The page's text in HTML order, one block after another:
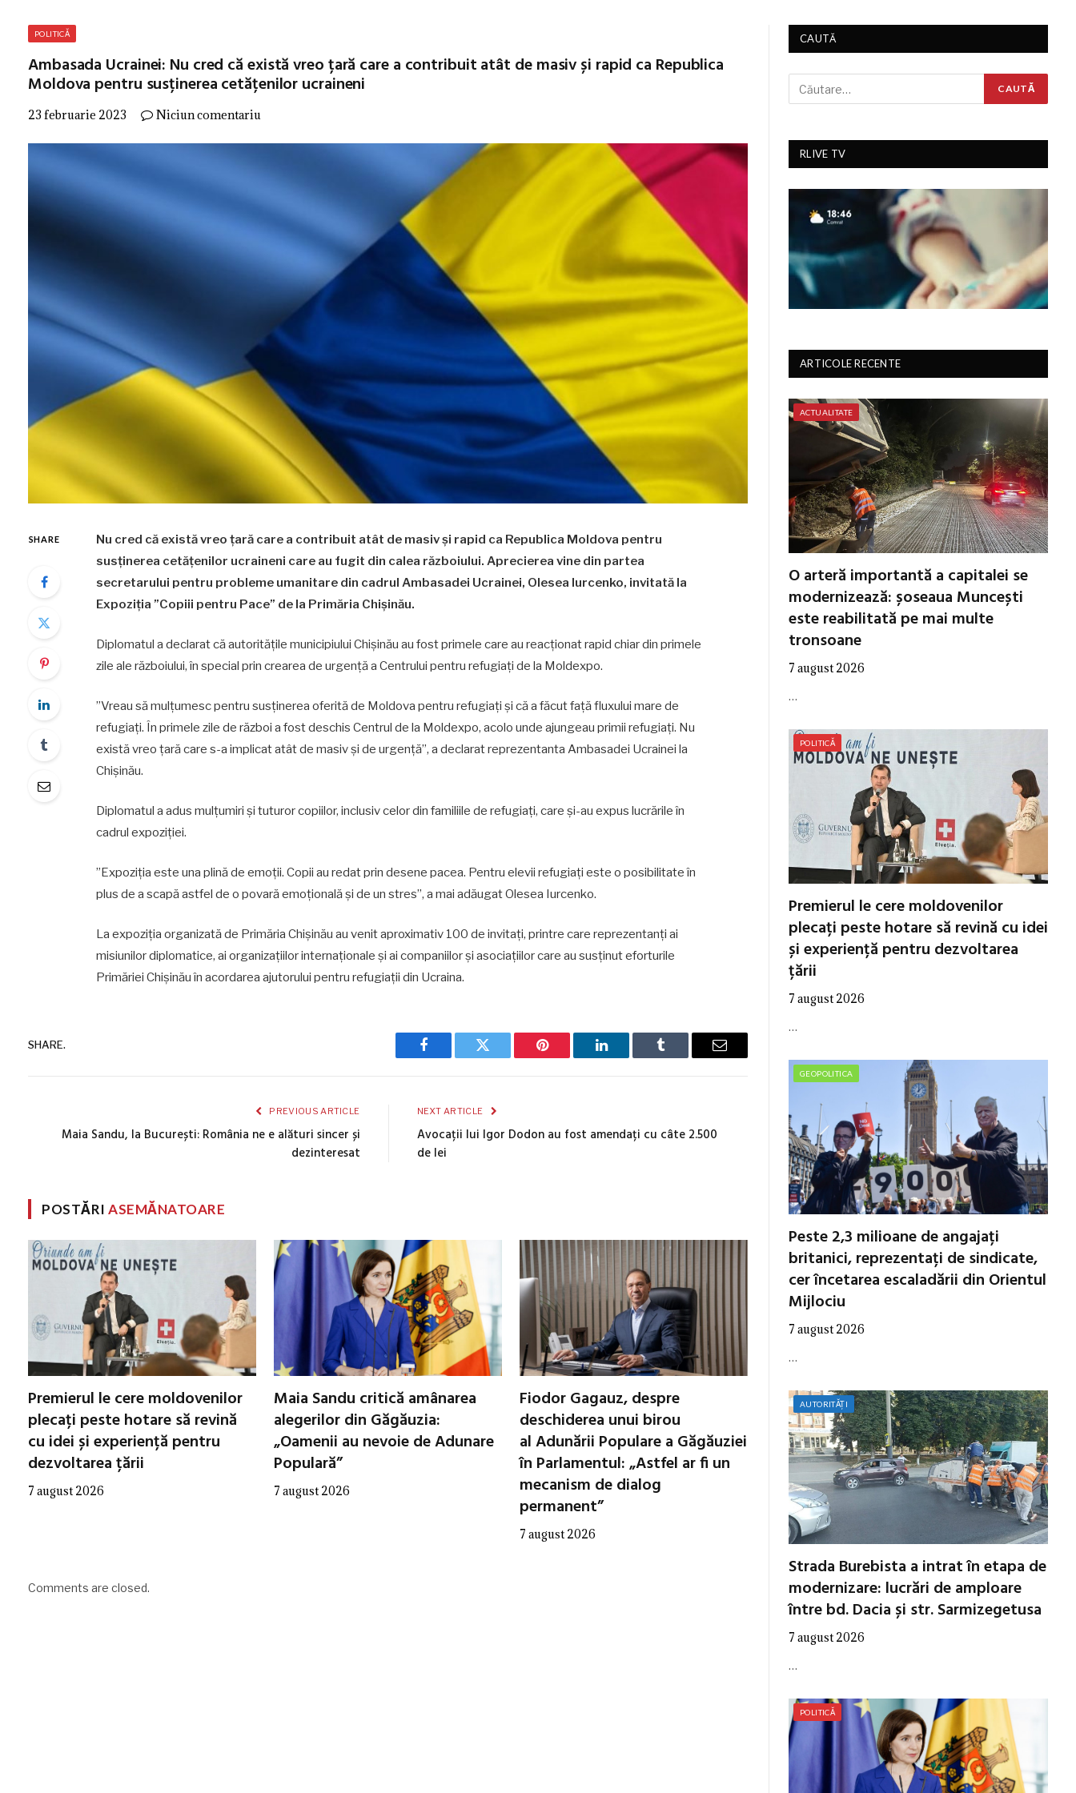
POLITICĂ
Ambasada Ucrainei: Nu cred că există vreo țară care a contribuit atât de masiv și rapid ca Republica
Moldova pentru susținerea cetățenilor ucraineni
23 februarie 2023 Niciun comentariu
SHARE
Nu cred că există vreo țară care a contribuit atât de masiv și rapid ca Republica Moldova pentru
susținerea cetățenilor ucraineni care au fugit din calea războiului. Aprecierea vine din partea
secretarului pentru probleme umanitare din cadrul Ambasadei Ucrainei, Olesea Iurcenko, invitată la
Expoziția ”Copiii pentru Pace” de la Primăria Chișinău.
Diplomatul a declarat că autoritățile municipiului Chișinău au fost primele care au reacționat rapid chiar din primele
zile ale războiului, în special prin crearea de urgență a Centrului pentru refugiați de la Moldexpo.
”Vreau să mulțumesc pentru susținerea oferită de Moldova pentru refugiați și că a făcut față fluxului mare de
refugiați. În primele zile de război a fost deschis Centrul de la Moldexpo, acolo unde ajungeau primii refugiați. Nu
există vreo țară care s-a implicat atât de masiv și de urgență”, a declarat reprezentanta Ambasadei Ucrainei la
Chișinău.
Diplomatul a adus mulțumiri și tuturor copiilor, inclusiv celor din familiile de refugiați, care și-au expus lucrările în
cadrul expoziției.
”Expoziția este una plină de emoții. Copii au redat prin desene pacea. Pentru elevii refugiați este o posibilitate în
plus de a scapă astfel de o povară emoțională și de un stres”, a mai adăugat Olesea Iurcenko.
La expoziția organizată de Primăria Chișinău au venit aproximativ 100 de invitați, printre care reprezentanți ai
misiunilor diplomatice, ai organizațiilor internaționale și ai companiilor și asociațiilor care au susținut eforturile
Primăriei Chișinău în acordarea ajutorului pentru refugiații din Ucraina.
SHARE.
Facebook Twitter Pinterest LinkedIn Tumblr Email
PREVIOUS ARTICLE
Maia Sandu, la București: România ne e alături sincer și
dezinteresat
NEXT ARTICLE
Avocații lui Igor Dodon au fost amendați cu câte 2.500
de lei
POSTĂRIASEMĂNATOARE
Premierul le cere moldovenilor
plecați peste hotare să revină
cu idei și experiență pentru
dezvoltarea țării
7 august 2026
Maia Sandu critică amânarea
alegerilor din Găgăuzia:
„Oamenii au nevoie de Adunare
Populară”
7 august 2026
Fiodor Gagauz, despre
deschiderea unui birou
al Adunării Populare a Găgăuziei
în Parlamentul: „Astfel ar fi un
mecanism de dialog
permanent”
7 august 2026
Comments are closed.
CAUTĂ
RLIVE TV
ARTICOLE RECENTE
ACTUALITATE
O arteră importantă a capitalei se
modernizează: șoseaua Muncești
este reabilitată pe mai multe
tronsoane
7 august 2026
…
POLITICĂ
Premierul le cere moldovenilor
plecați peste hotare să revină cu idei
și experiență pentru dezvoltarea
țării
7 august 2026
…
GEOPOLITICA
Peste 2,3 milioane de angajați
britanici, reprezentați de sindicate,
cer încetarea escaladării din Orientul
Mijlociu
7 august 2026
…
AUTORITĂȚI
Strada Burebista a intrat în etapa de
modernizare: lucrări de amploare
între bd. Dacia și str. Sarmizegetusa
7 august 2026
…
POLITICĂ